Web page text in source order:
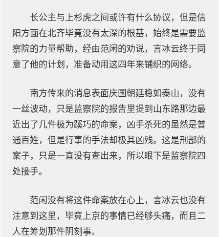
长公主与上杉虎之间或许有什么协议，但是信
阳方面在北齐毕竟没有太深的根基，始终是需要监
察院的力量帮助，经由范闲的劝说，言冰云终于同
意了他的计划，准备动用这四年来铺织的网络。
南方传来的消息表面庆国朝廷稳如泰山，没有
一丝波动，只是监察院的报告里提到山东路那边最
近出了几件极为蹊巧的命案，凶手杀死的虽然是普
通百姓，但是行事的手法却极其凶残。这是刑部的
案子，只是一直没有查出来，所以眼下是监察院四
处接手。
范闲没有将这件命案放在心上，言冰云也没有
注意到这里，毕竟上京的事情已经够头痛，而且二
人在筹划那件阴刻事。